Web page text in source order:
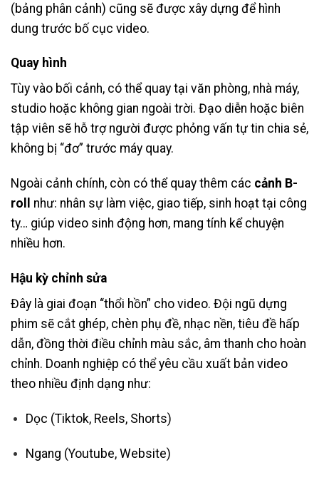
(bảng phân cảnh) cũng sẽ được xây dựng để hình
dung trước bố cục video.
Quay hình
Tùy vào bối cảnh, có thể quay tại văn phòng, nhà máy,
studio hoặc không gian ngoài trời. Đạo diễn hoặc biên
tập viên sẽ hỗ trợ người được phỏng vấn tự tin chia sẻ,
không bị “đơ” trước máy quay.
Ngoài cảnh chính, còn có thể quay thêm các cảnh B-
roll
như: nhân sự làm việc, giao tiếp, sinh hoạt tại công
ty… giúp video sinh động hơn, mang tính kể chuyện
nhiều hơn.
Hậu kỳ chỉnh sửa
Đây là giai đoạn “thổi hồn” cho video. Đội ngũ dựng
phim sẽ cắt ghép, chèn phụ đề, nhạc nền, tiêu đề hấp
dẫn, đồng thời điều chỉnh màu sắc, âm thanh cho hoàn
chỉnh. Doanh nghiệp có thể yêu cầu xuất bản video
theo nhiều định dạng như:
Dọc (Tiktok, Reels, Shorts)
Ngang (Youtube, Website)